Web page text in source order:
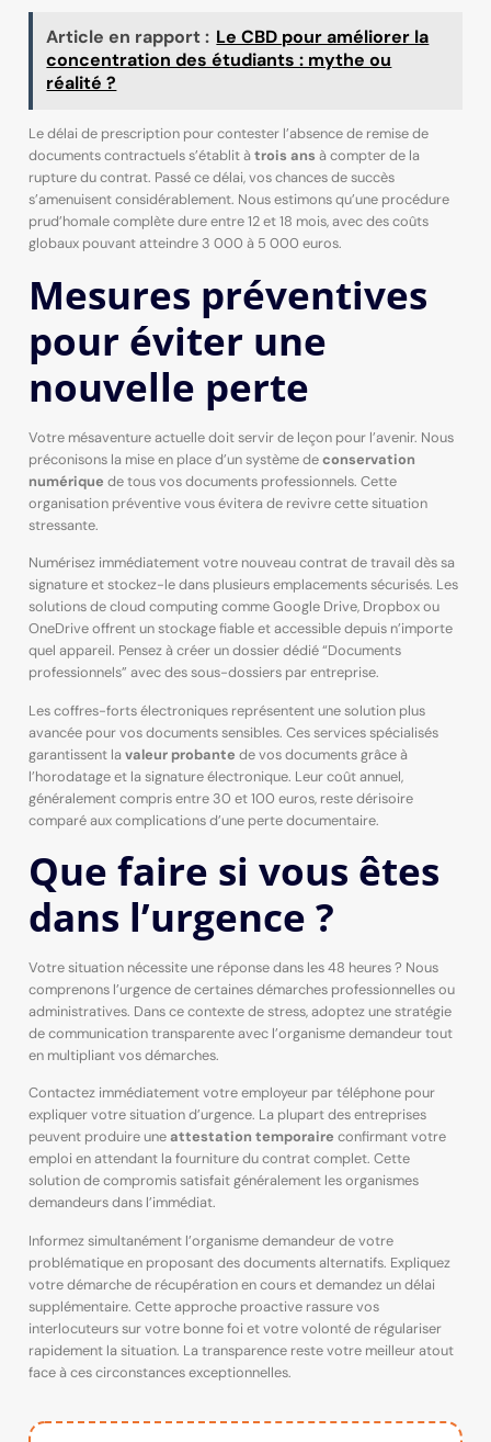
Article en rapport : Le CBD pour améliorer la
concentration des étudiants : mythe ou
réalité ?
Le délai de prescription pour contester l’absence de remise de
documents contractuels s’établit àtrois ans à compter de la
rupture du contrat. Passé ce délai, vos chances de succès
s’amenuisent considérablement. Nous estimons qu’une procédure
prud’homale complète dure entre 12 et 18 mois, avec des coûts
globaux pouvant atteindre 3 000 à 5 000 euros.
Mesures préventives
pour éviter une
nouvelle perte
Votre mésaventure actuelle doit servir de leçon pour l’avenir. Nous
préconisons la mise en place d’un système deconservation
numérique de tous vos documents professionnels. Cette
organisation préventive vous évitera de revivre cette situation
stressante.
Numérisez immédiatement votre nouveau contrat de travail dès sa
signature et stockez-le dans plusieurs emplacements sécurisés. Les
solutions de cloud computing comme Google Drive, Dropbox ou
OneDrive offrent un stockage fiable et accessible depuis n’importe
quel appareil. Pensez à créer un dossier dédié “Documents
professionnels” avec des sous-dossiers par entreprise.
Les coffres-forts électroniques représentent une solution plus
avancée pour vos documents sensibles. Ces services spécialisés
garantissent lavaleur probante de vos documents grâce à
l’horodatage et la signature électronique. Leur coût annuel,
généralement compris entre 30 et 100 euros, reste dérisoire
comparé aux complications d’une perte documentaire.
Que faire si vous êtes
dans l’urgence ?
Votre situation nécessite une réponse dans les 48 heures ? Nous
comprenons l’urgence de certaines démarches professionnelles ou
administratives. Dans ce contexte de stress, adoptez une stratégie
de communication transparente avec l’organisme demandeur tout
en multipliant vos démarches.
Contactez immédiatement votre employeur par téléphone pour
expliquer votre situation d’urgence. La plupart des entreprises
peuvent produire uneattestation temporaire confirmant votre
emploi en attendant la fourniture du contrat complet. Cette
solution de compromis satisfait généralement les organismes
demandeurs dans l’immédiat.
Informez simultanément l’organisme demandeur de votre
problématique en proposant des documents alternatifs. Expliquez
votre démarche de récupération en cours et demandez un délai
supplémentaire. Cette approche proactive rassure vos
interlocuteurs sur votre bonne foi et votre volonté de régulariser
rapidement la situation. La transparence reste votre meilleur atout
face à ces circonstances exceptionnelles.